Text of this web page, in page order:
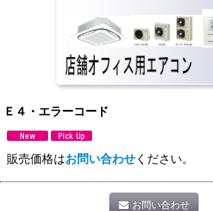
Ｅ４・エラーコード
販売価格はお問い合わせください。
お問い合わせ